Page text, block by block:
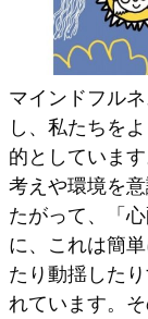
マインドフル
し、私たちを
的としていま
考えや環境を
たがって、「
に、これは簡
たり動揺した
れています。